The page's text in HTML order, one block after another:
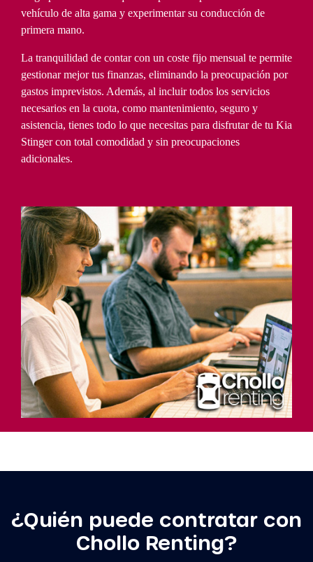
vehículo de alta gama y experimentar su conducción de
primera mano.
La tranquilidad de contar con un coste fijo mensual te permite
gestionar mejor tus finanzas, eliminando la preocupación por
gastos imprevistos. Además, al incluir todos los servicios
necesarios en la cuota, como mantenimiento, seguro y
asistencia, tienes todo lo que necesitas para disfrutar de tu Kia
Stinger con total comodidad y sin preocupaciones
adicionales.
¿Quién puede contratar con
Chollo Renting?